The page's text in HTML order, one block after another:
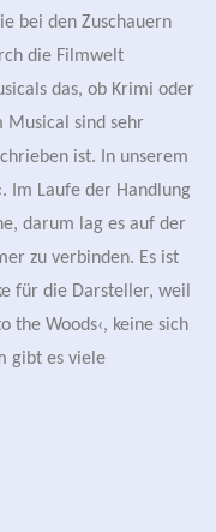
bei den Zuschauern
die Filmwelt
das, ob Krimi oder
Musical sind sehr
ist. In unserem
Im Laufe der Handlung
darum lag es auf der
zu verbinden. Es ist
für die Darsteller, weil
the Woods‹, keine sich
gibt es viele